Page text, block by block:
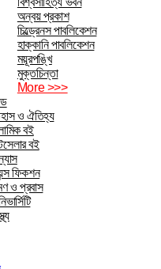
অন্বয় প্রকাশ
চিল্ড্রেনস পাবলিকেশন
হাক্কানি পাবলিকেশন
ময়ূরপঙ্খি
মুক্তচিন্তা
More >>>
ও ঐতিহ্য
বই
বই
ফিকশন
ও প্রবাস